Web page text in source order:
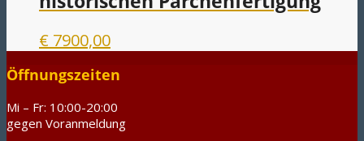
€ 7900,00
Öffnungszeiten
Mi – Fr: 10:00-20:00
gegen Voranmeldung